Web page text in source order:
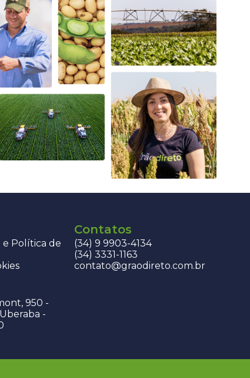
e Política de
Contatos
(34) 9 9903-4134
(34) 3331-1163
contato@graodireto.com.br
950 -
-